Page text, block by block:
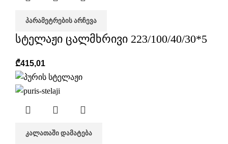
ᲞᲐᲠᲐᲛᲔᲢᲠᲔᲑᲘᲡ ᲐᲠᲩᲔᲕᲐ
სტელაჟი ცალმხრივი 223/100/40/30*5
₾415,01
ᲙᲐᲚᲐᲗᲐᲨᲘ ᲓᲐᲛᲐᲢᲔᲑᲐ